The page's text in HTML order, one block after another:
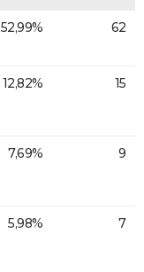
52,99% 62
12,82% 15
7,69% 9
5,98% 7